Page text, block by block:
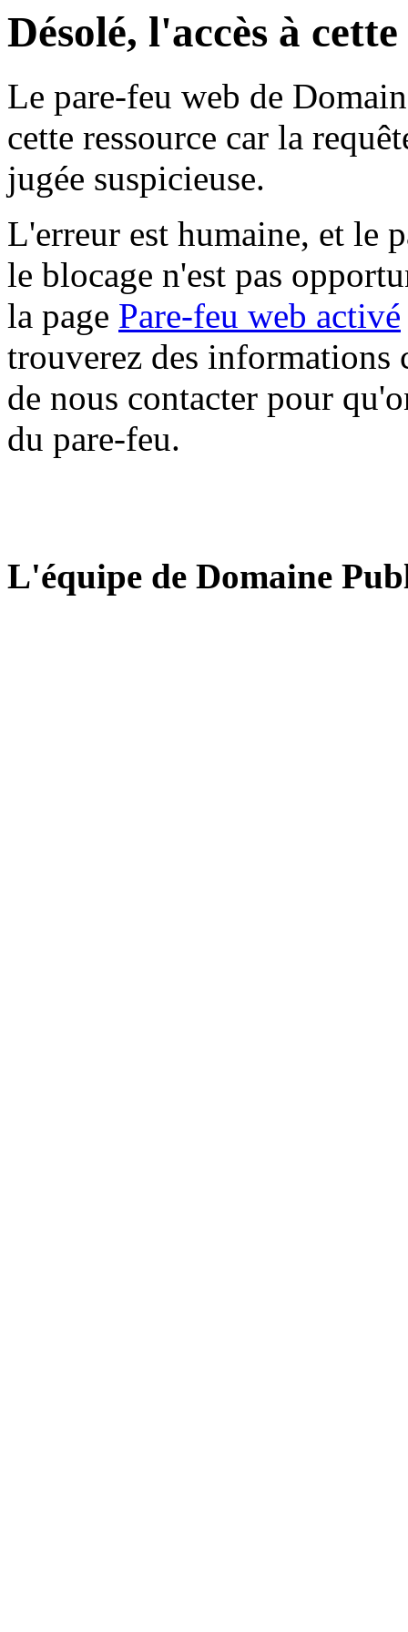
Désolé, l'accès à
Le pare-feu web de
cette ressource car la
jugée suspicieuse.
L'erreur est humaine, et le
le blocage n'est pas
la page Pare-feu web activé
trouverez des informations
de nous contacter pour
du pare-feu.
L'équipe de Domaine